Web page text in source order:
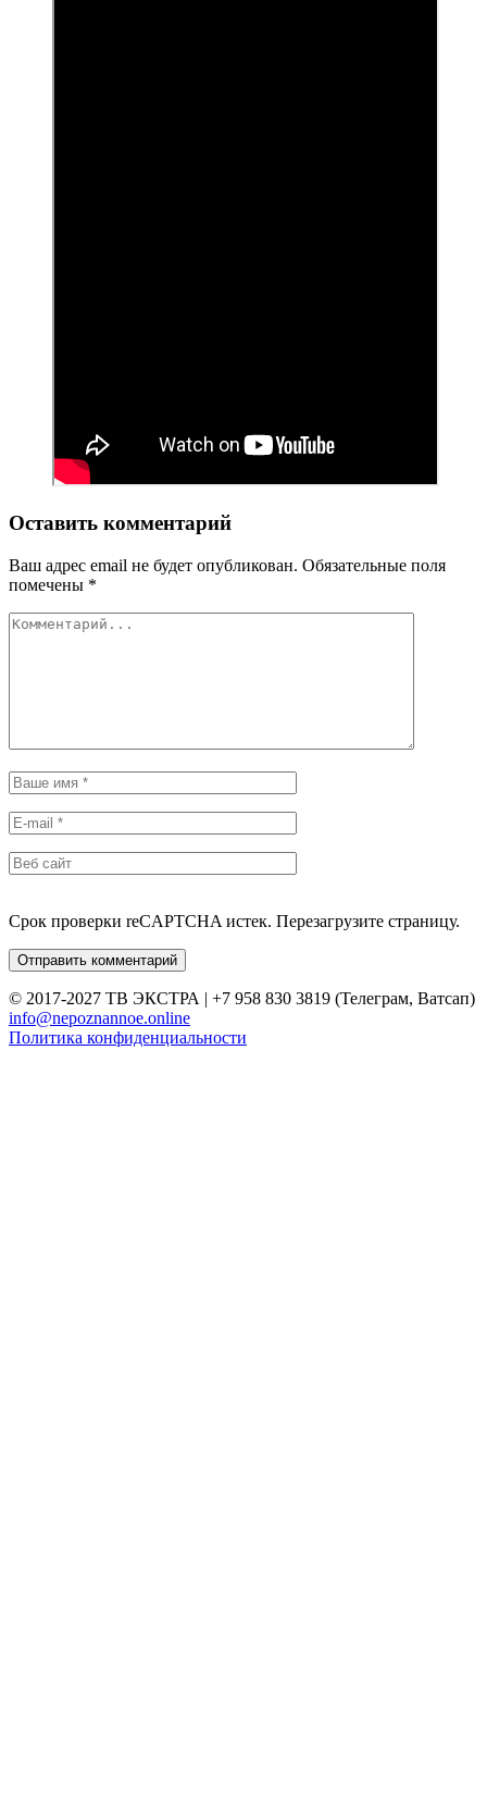
Оставить комментарий
Ваш адрес email не будет опубликован. Обязательные поля
помечены *
Срок проверки reCAPTCHA истек. Перезагрузите страницу.
© 2017-2027 ТВ ЭКСТРА | +7 958 830 3819 (Телеграм, Ватсап)
info@nepoznannoe.online
Политика конфиденциальности